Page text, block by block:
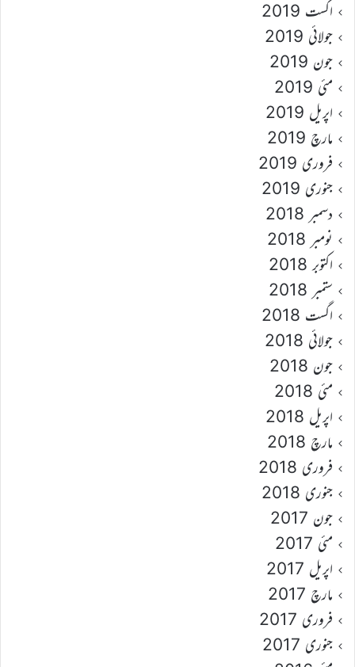
اگست 2019
جولائی 2019
جون 2019
مئی 2019
اپریل 2019
مارچ 2019
فروری 2019
جنوری 2019
دسمبر 2018
نومبر 2018
اکتوبر 2018
ستمبر 2018
اگست 2018
جولائی 2018
جون 2018
مئی 2018
اپریل 2018
مارچ 2018
فروری 2018
جنوری 2018
جون 2017
مئی 2017
اپریل 2017
مارچ 2017
فروری 2017
جنوری 2017